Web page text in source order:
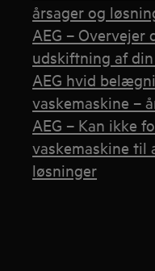
årsager og
AEG –
udskiftning af
AEG hvid
vaskemaskine –
AEG – Kan ikke
vaskemaskine til
løsninger